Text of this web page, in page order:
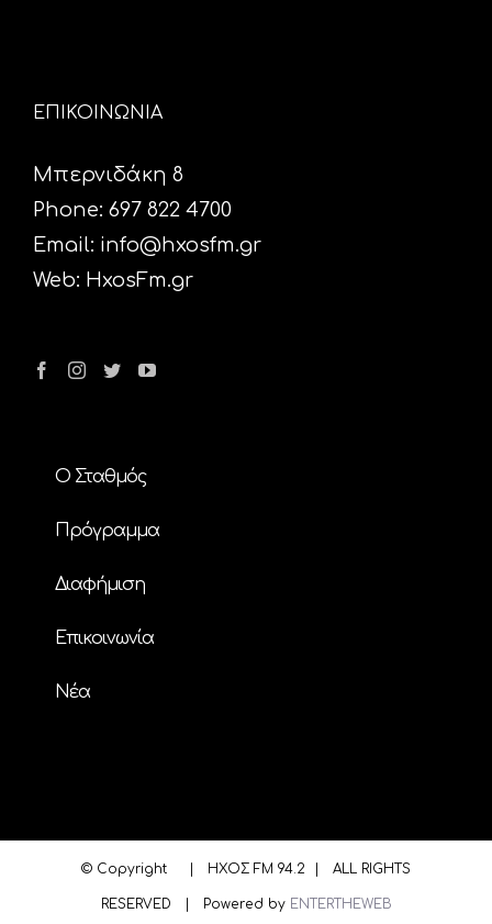
ΕΠΙΚΟΙΝΩΝΙΑ
Μπερνιδάκη 8
Phone: 697 822 4700
Email: info@hxosfm.gr
Web: HxosFm.gr
Ο Σταθμός
Πρόγραμμα
Διαφήμιση
Επικοινωνία
Nέα
© Copyright | ΗΧΟΣ FM 94.2 | ALL RIGHTS
RESERVED | Powered by ENTERTHEWEB